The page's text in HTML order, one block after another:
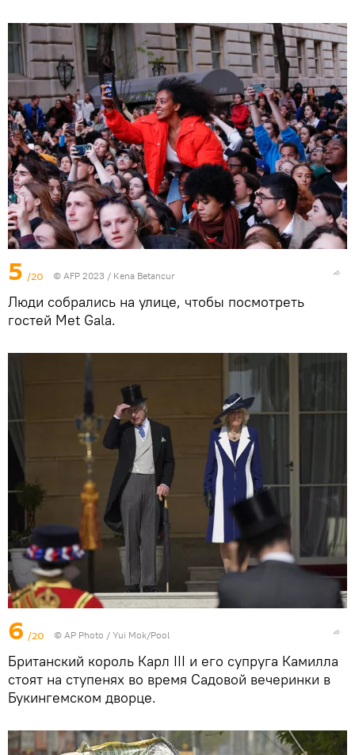
5 /20 © AFP 2023 / Kena Betancur
Люди собрались на улице, чтобы посмотреть
гостей Met Gala.
6 /20 © AP Photo / Yui Mok/Pool
Британский король Карл III и его супруга Камилла
стоят на ступенях во время Садовой вечеринки в
Букингемском дворце.